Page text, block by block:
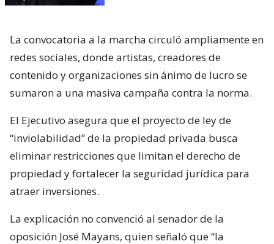
La convocatoria a la marcha circuló ampliamente en
redes sociales, donde artistas, creadores de
contenido y organizaciones sin ánimo de lucro se
sumaron a una masiva campaña contra la norma.
El Ejecutivo asegura que el proyecto de ley de
“inviolabilidad” de la propiedad privada busca
eliminar restricciones que limitan el derecho de
propiedad y fortalecer la seguridad jurídica para
atraer inversiones.
La explicación no convenció al senador de la
oposición José Mayans, quien señaló que “la